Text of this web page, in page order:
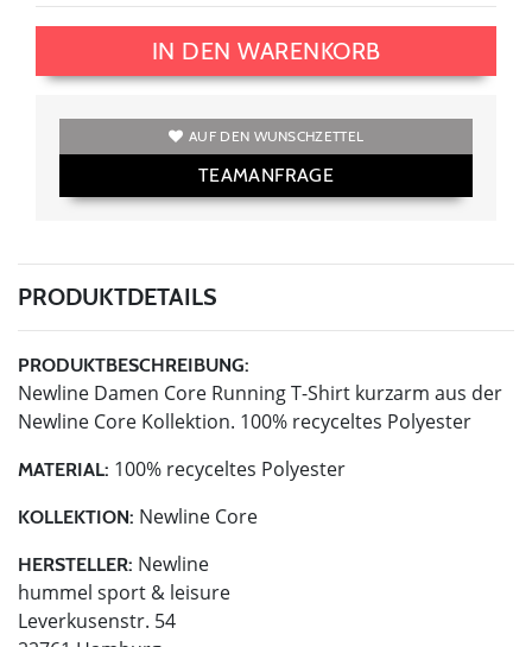
IN DEN WARENKORB
AUF DEN WUNSCHZETTEL
TEAMANFRAGE
PRODUKTDETAILS
PRODUKTBESCHREIBUNG:
Newline Damen Core Running T-Shirt kurzarm aus der
Newline Core Kollektion. 100% recyceltes Polyester
MATERIAL: 100% recyceltes Polyester
KOLLEKTION: Newline Core
HERSTELLER: Newline
hummel sport & leisure
Leverkusenstr. 54